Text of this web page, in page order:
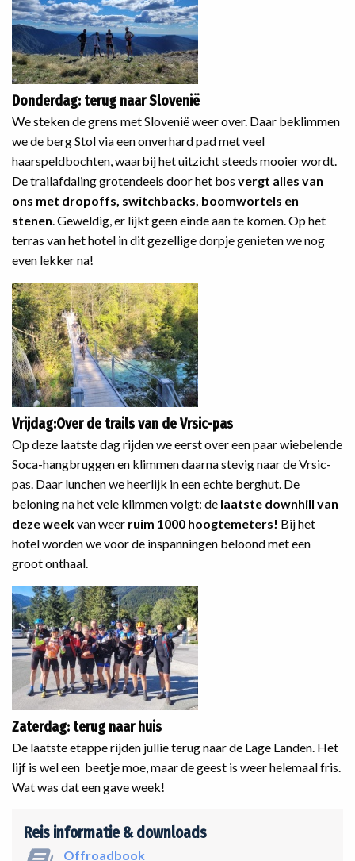
Donderdag: terug naar Slovenië
We steken de grens met Slovenië weer over. Daar beklimmen
we de berg Stol via een onverhard pad met veel
haarspeldbochten, waarbij het uitzicht steeds mooier wordt.
De trailafdaling grotendeels door het bos vergt alles van
ons met dropoffs, switchbacks, boomwortels en
stenen . Geweldig, er lijkt geen einde aan te komen. Op het
terras van het hotel in dit gezellige dorpje genieten we nog
even lekker na!
Vrijdag:Over de trails van de Vrsic-pas
Op deze laatste dag rijden we eerst over een paar wiebelende
Soca-hangbruggen en klimmen daarna stevig naar de Vrsic-
pas. Daar lunchen we heerlijk in een echte berghut. De
beloning na het vele klimmen volgt: de laatste downhill van
deze weekvan weer ruim 1000 hoogtemeters! Bij het
hotel worden we voor de inspanningen beloond met een
groot onthaal.
Zaterdag: terug naar huis
De laatste etappe rijden jullie terug naar de Lage Landen. Het
lijf is wel een beetje moe, maar de geest is weer helemaal fris.
Wat was dat een gave week!
Reis informatie & downloads
Offroadbook